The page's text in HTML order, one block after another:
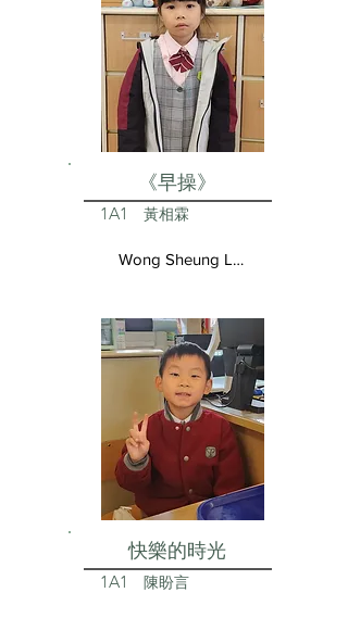
《早操》
1A1 黃相霖
Wong Sheung Lam
快樂的時光
1A1 陳盼言